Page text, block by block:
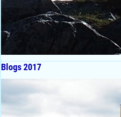
Blogs 2017